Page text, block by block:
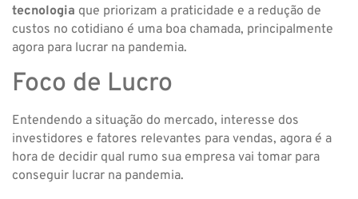
tecnologia que priorizam a praticidade e a redução de
custos no cotidiano é uma boa chamada, principalmente
agora para lucrar na pandemia.
Foco de Lucro
Entendendo a situação do mercado, interesse dos
investidores e fatores relevantes para vendas, agora é a
hora de decidir qual rumo sua empresa vai tomar para
conseguir lucrar na pandemia.